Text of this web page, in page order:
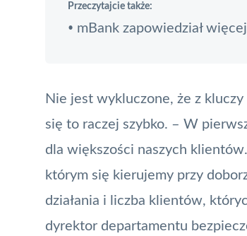
Przeczytajcie także:
• mBank zapowiedział
Nie jest wykluczone, że z
się to raczej szybko. – W
dla większości naszych
którym się kierujemy przy
działania i liczba klientów,
dyrektor departamentu